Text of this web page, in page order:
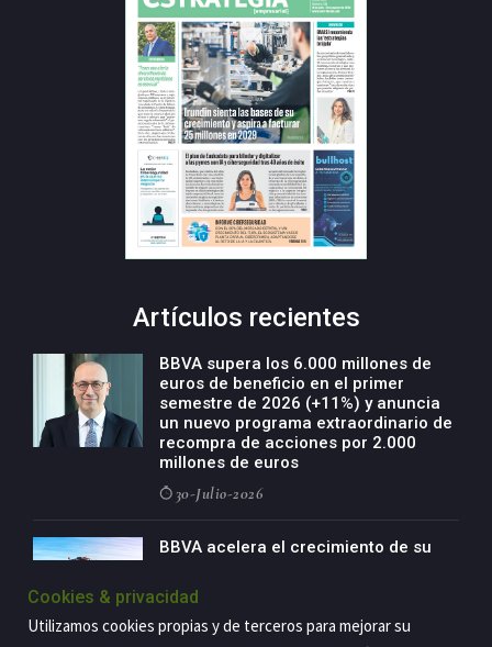
Artículos recientes
BBVA supera los 6.000 millones de
euros de beneficio en el primer
semestre de 2026 (+11%) y anuncia
un nuevo programa extraordinario de
recompra de acciones por 2.000
millones de euros
30-Julio-2026
BBVA acelera el crecimiento de su
de especialización presente en siete
países
29-Julio-2026
Cookies & privacidad
Utilizamos cookies propias y de terceros para mejorar su